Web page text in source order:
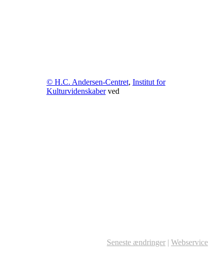
© H.C. Andersen-Centret, Institut for
Kulturvidenskaberved
Seneste ændringer | Webservice